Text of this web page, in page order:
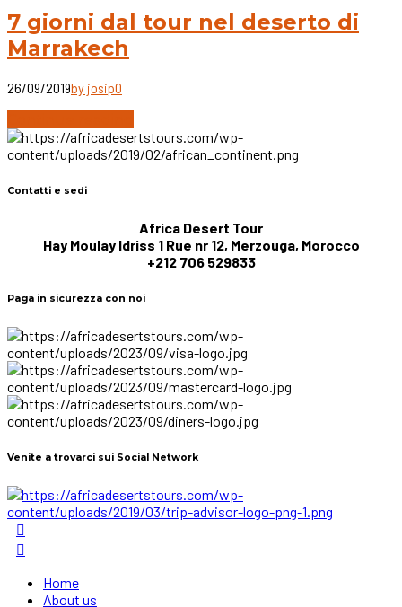
7 giorni dal tour nel deserto di
Marrakech
26/09/2019by josip0
Contatti e sedi
Africa Desert Tour
Hay Moulay Idriss 1 Rue nr 12, Merzouga, Morocco
+212 706 529833
Paga in sicurezza con noi
Venite a trovarci sui Social Network
Home
About us